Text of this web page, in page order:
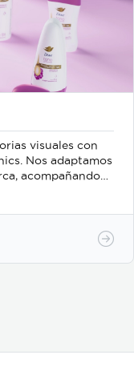
visuales con
Nos adaptamos
acompañando